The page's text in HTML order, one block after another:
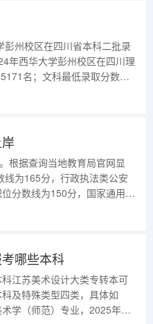
州校区在四川省本科二批录
年西华大学彭州校区在四川理
名；文科最低录取分数是
川的文科考生位次超过23127
根据查询当地教育局官网显
为165分，行政执法类公安
分数线为150分，国家通用语
。上海警察学员志愿填哪个
哪些本科
江苏美术设计大类专转本可
及特殊类型四类，具体如
学（师范）专业，2025年投